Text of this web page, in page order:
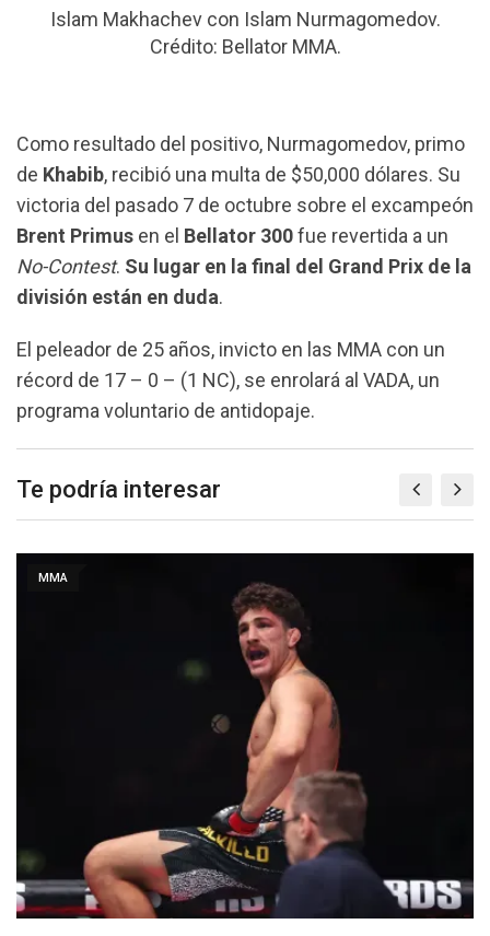
Islam Makhachev con Islam Nurmagomedov.
Crédito: Bellator MMA.
Como resultado del positivo, Nurmagomedov, primo
de Khabib, recibió una multa de $50,000 dólares. Su
victoria del pasado 7 de octubre sobre el excampeón
Brent Primus en el Bellator 300fue revertida a un
No-Contest. Su lugar en la final del Grand Prix de la
división están en duda.
El peleador de 25 años, invicto en las MMA con un
récord de 17 – 0 – (1 NC), se enrolará al VADA, un
programa voluntario de antidopaje.
Te podría interesar
MMA